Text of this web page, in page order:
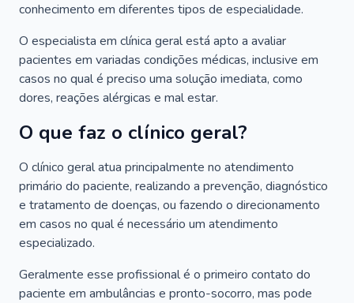
conhecimento em diferentes tipos de especialidade.
O especialista em clínica geral está apto a avaliar
pacientes em variadas condições médicas, inclusive em
casos no qual é preciso uma solução imediata, como
dores, reações alérgicas e mal estar.
O que faz o clínico geral?
O clínico geral atua principalmente no atendimento
primário do paciente, realizando a prevenção, diagnóstico
e tratamento de doenças, ou fazendo o direcionamento
em casos no qual é necessário um atendimento
especializado.
Geralmente esse profissional é o primeiro contato do
paciente em ambulâncias e pronto-socorro, mas pode